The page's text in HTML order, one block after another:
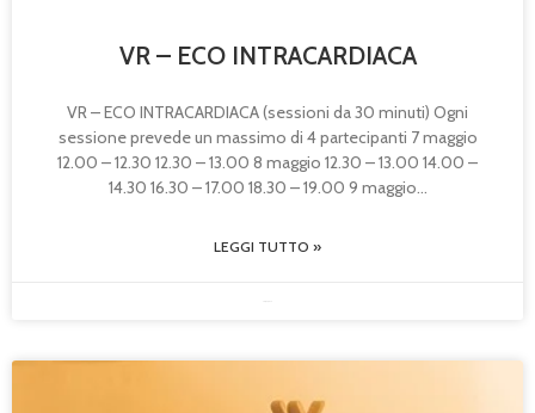
VR – ECO INTRACARDIACA
VR – ECO INTRACARDIACA (sessioni da 30 minuti) Ogni
sessione prevede un massimo di 4 partecipanti 7 maggio
12.00 – 12.30 12.30 – 13.00 8 maggio 12.30 – 13.00 14.00 –
14.30 16.30 – 17.00 18.30 – 19.00 9 maggio
LEGGI TUTTO »